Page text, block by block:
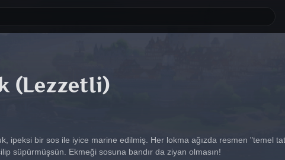
(Lezzetli)
ipeksi bir sos ile iyice marine edilmiş. Her lokma ağızda resmen "temel
süpürmüşsün. Ekmeği sosuna bandır da ziyan olmasın!